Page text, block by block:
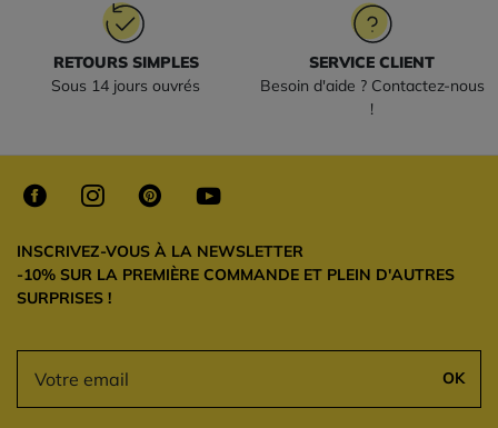
RETOURS SIMPLES
Sous 14 jours ouvrés
SERVICE CLIENT
Besoin d'aide ? Contactez-nous
!
INSCRIVEZ-VOUS À LA NEWSLETTER
-10% SUR LA PREMIÈRE COMMANDE ET PLEIN D'AUTRES
SURPRISES !
OK